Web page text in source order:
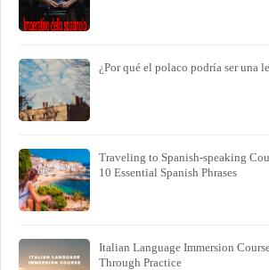
¿Por qué el polaco podría ser una
Traveling to Spanish-speaking
10 Essential Spanish Phrases
Italian Language Immersion
Through Practice